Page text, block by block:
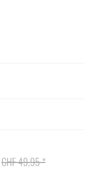
CHF 49,95 *